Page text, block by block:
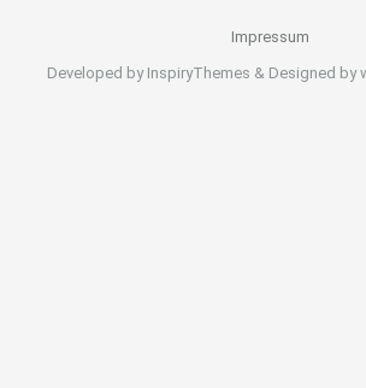
Impressum
Developed by InspiryThemes & Designed by